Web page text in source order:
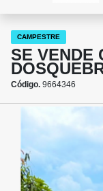
CAMPESTRE
SE VENDE
Código. 9664346